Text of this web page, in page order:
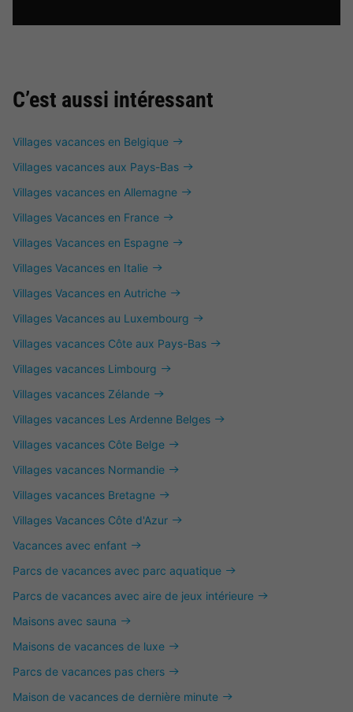
C’est aussi intéressant
Villages vacances en Belgique
Villages vacances aux Pays-Bas
Villages vacances en Allemagne
Villages Vacances en France
Villages Vacances en Espagne
Villages Vacances en Italie
Villages Vacances en Autriche
Villages Vacances au Luxembourg
Villages vacances Côte aux Pays-Bas
Villages vacances Limbourg
Villages vacances Zélande
Villages vacances Les Ardenne Belges
Villages vacances Côte Belge
Villages vacances Normandie
Villages vacances Bretagne
Villages Vacances Côte d'Azur
Vacances avec enfant
Parcs de vacances avec parc aquatique
Parcs de vacances avec aire de jeux intérieure
Maisons avec sauna
Maisons de vacances de luxe
Parcs de vacances pas chers
Maison de vacances de dernière minute